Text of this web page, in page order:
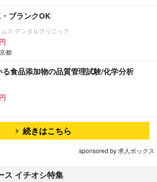
ブランクOK
ス デンタルクリニック
都
食品添加物の品質管理試験/化学分析
続きはこちら
sponsored by 求人ボックス
ス イチオシ特集